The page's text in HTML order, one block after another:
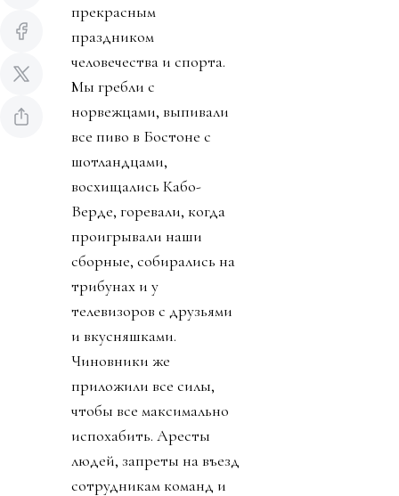
прекрасным
праздником
человечества и спорта.
Мы гребли с
норвежцами, выпивали
все пиво в Бостоне с
шотландцами,
восхищались Кабо-
Верде, горевали, когда
проигрывали наши
сборные, собирались на
трибунах и у
телевизоров с друзьями
и вкусняшками.
Чиновники же
приложили все силы,
чтобы все максимально
испохабить. Аресты
людей, запреты на въезд
сотрудникам команд и